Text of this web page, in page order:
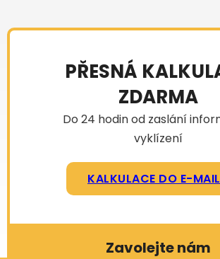
PŘESNÁ
ZDARMA
Do 24 hodin od zaslání
vyklízení
KALKULACE DO E-
Zavolejte nám